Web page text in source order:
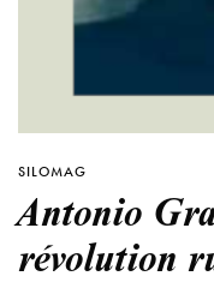
SILOMAG
Antonio
révolution